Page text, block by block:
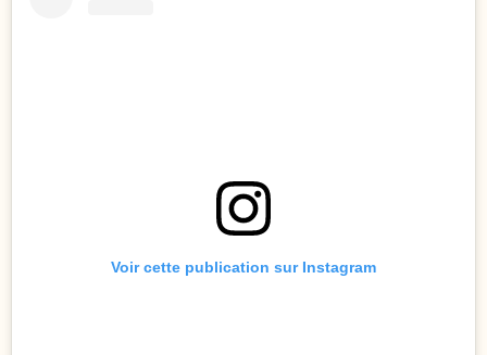
Voir cette publication sur Instagram